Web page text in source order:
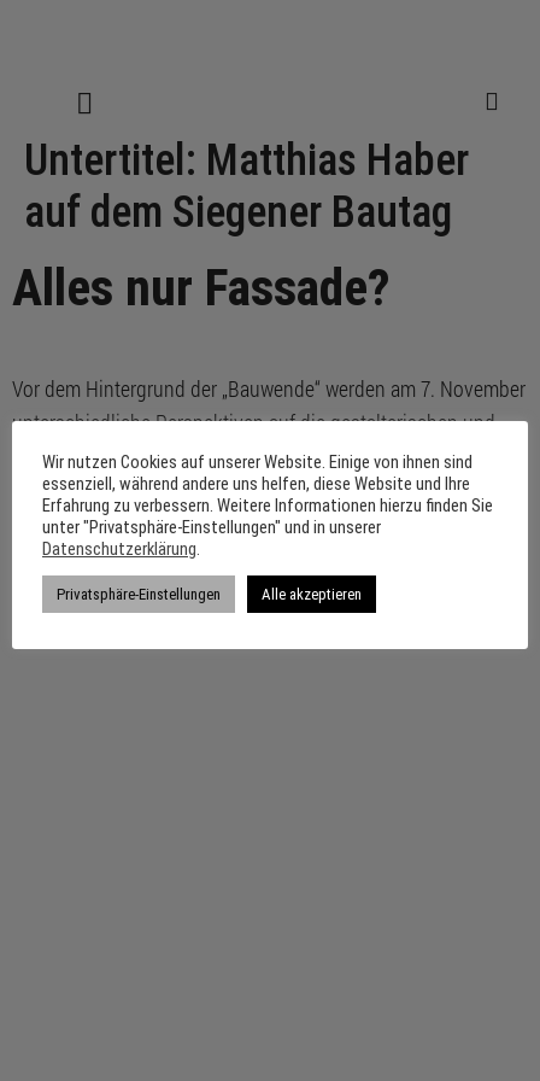
Untertitel: Matthias Haber
auf dem Siegener Bautag
Alles nur Fassade?
Vor dem Hintergrund der „Bauwende“ werden am 7. November
unterschiedliche Perspektiven auf die gestalterischen und
funktionalen Aspekte des Themas „Fassade“
zusammengebracht.
Impressum Datenschutzerklärung
Wir nutzen Cookies auf unserer Website. Einige von ihnen sind
essenziell, während andere uns helfen, diese Website und Ihre
Erfahrung zu verbessern. Weitere Informationen hierzu finden Sie
unter "Privatsphäre-Einstellungen" und in unserer
Datenschutzerklärung
Privatsphäre-Einstellungen Alle akzeptieren